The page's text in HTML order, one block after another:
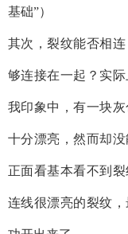
基础”）
其次，裂纹能否相
够连接在一起？实
我印象中，有一块
十分漂亮，然而却
正面看基本看不到
连线很漂亮的裂纹